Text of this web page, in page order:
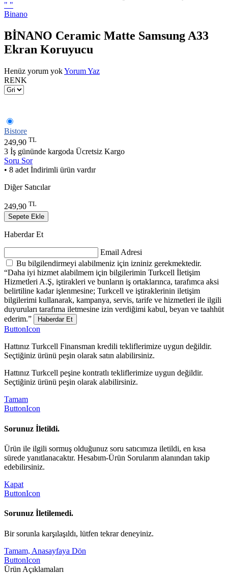
" "
Binano
BİNANO Ceramic Matte Samsung A33
Ekran Koruyucu
Henüz yorum yokYorum Yaz
RENK
Bistore
249,90 TL
3 İş gününde kargoda Ücretsiz Kargo
Soru Sor
• 8 adet İndirimli ürün vardır
Diğer Satıcılar
249,90 TL
Sepete Ekle
Haberdar Et
Email Adresi
Bu bilgilendirmeyi alabilmeniz için izniniz gerekmektedir.
“Daha iyi hizmet alabilmem için bilgilerimin Turkcell İletişim
Hizmetleri A.Ş, iştirakleri ve bunların iş ortaklarınca, tarafımca aksi
belirtiline kadar işlenmesine; Turkcell ve iştiraklerinin iletişim
bilgilerimi kullanarak, kampanya, servis, tarife ve hizmetleri ile ilgili
duyuruları tarafıma iletmesine izin verdiğimi kabul, beyan ve taahhüt
ederim.”
Haberdar Et
ButtonIcon
Hattınız Turkcell Finansman kredili tekliflerimize uygun değildir.
Seçtiğiniz ürünü peşin olarak satın alabilirsiniz.
Hattınız Turkcell peşine kontratlı tekliflerimize uygun değildir.
Seçtiğiniz ürünü peşin olarak alabilirsiniz.
Tamam
ButtonIcon
Sorunuz İletildi.
Ürün ile ilgili sormuş olduğunuz soru satıcımıza iletildi, en kısa
sürede yanıtlanacaktır. Hesabım-Ürün Sorularım alanından takip
edebilirsiniz.
Kapat
ButtonIcon
Sorunuz İletilemedi.
Bir sorunla karşılaşıldı, lütfen tekrar deneyiniz.
Tamam, Anasayfaya Dön
ButtonIcon
Ürün Açıklamaları